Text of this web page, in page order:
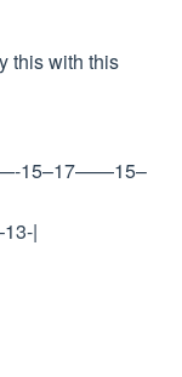
this with this
15–17——15–
|